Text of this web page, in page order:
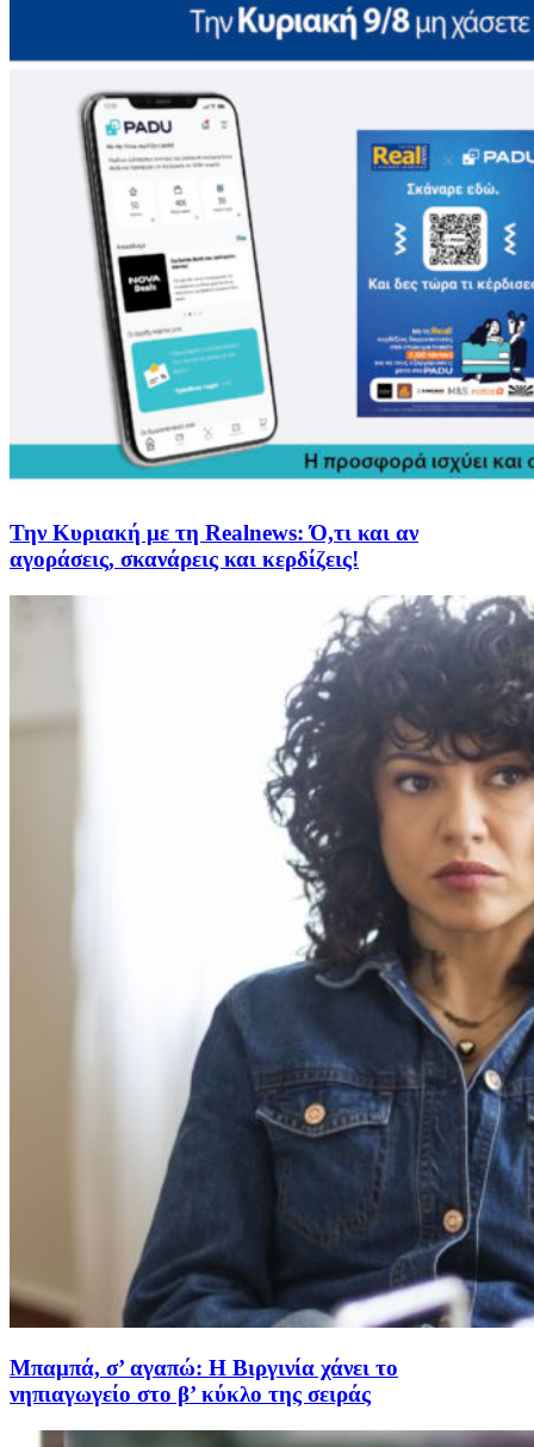
Την Κυριακή με τη Realnews: Ό,τι και αν
αγοράσεις, σκανάρεις και κερδίζεις!
Μπαμπά, σ’ αγαπώ: Η Βιργινία χάνει το
νηπιαγωγείο στο β’ κύκλο της σειράς